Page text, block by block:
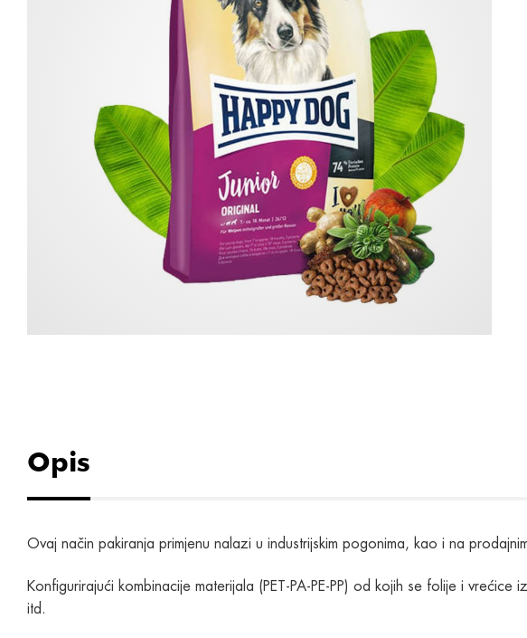
Opis
Ovaj način pakiranja primjenu nalazi u industrijskim pogonima, kao i na
Konfigurirajući kombinacije materijala (PET-PA-PE-PP) od kojih se folije i
itd.